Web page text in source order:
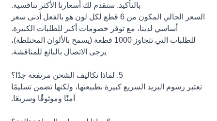
بالتأكيد. سنقدم لك أسعارنا الأكثر تنافسية.
السعر الحالي المكون من 6 قطع لكل لون هو بالفعل أدنى سعر
أساسي لدينا، مع توفر خصومات أكبر للطلبات الكبيرة.
للطلبات التي تتجاوز 1000 قطعة (يسمح بالألوان المختلطة)،
يرجى الاتصال بالبائع للمناقشة.
5. لماذا تكاليف الشحن مرتفعة جدًا؟
تعتبر رسوم البريد السريع كبيرة بطبيعتها، ولكنها تضمن تسليمًا
آمنًا وموثوقًا وسريعًا.